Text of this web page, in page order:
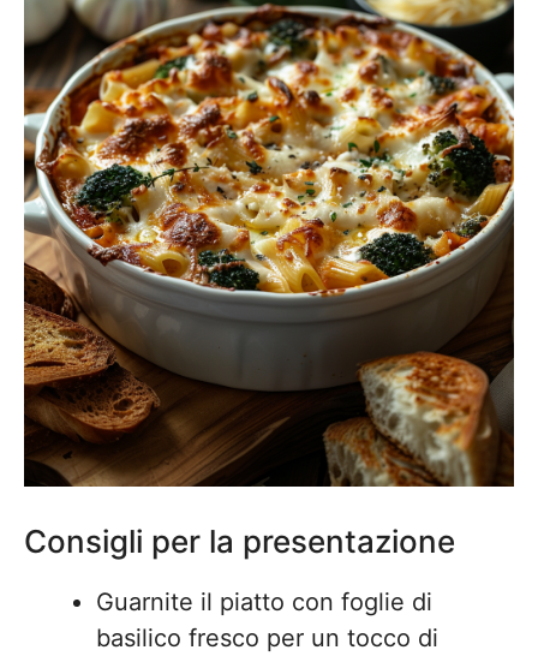
Consigli per la presentazione
Guarnite il piatto con foglie di
basilico fresco per un tocco di